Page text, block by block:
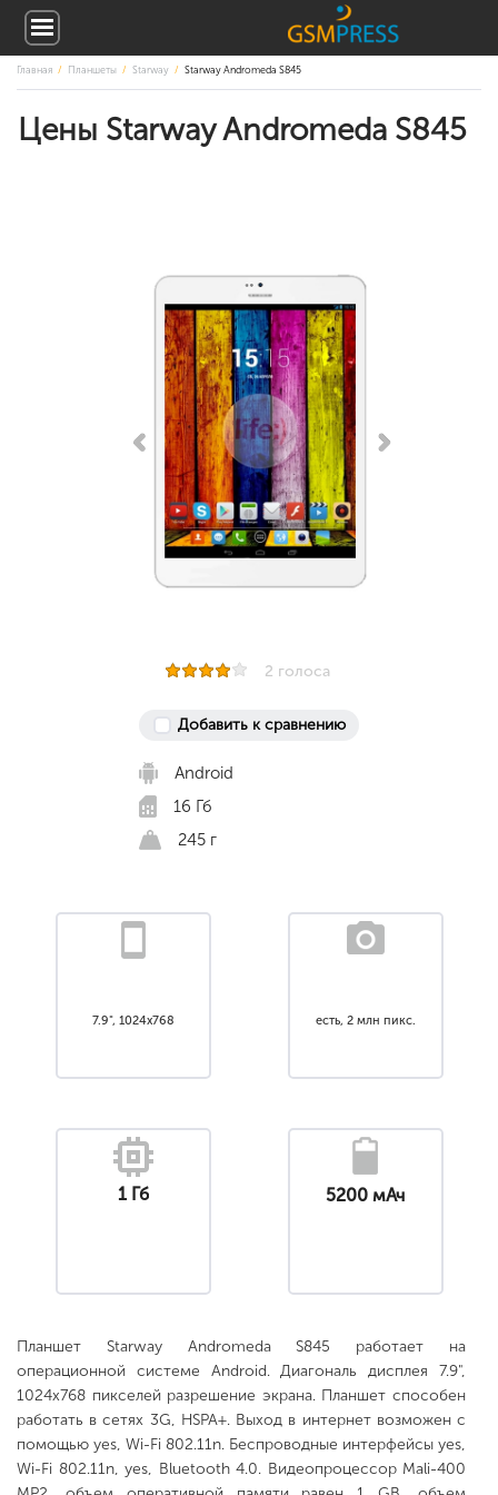
Главная Планшеты Starway Starway Andromeda S845
Цены Starway Andromeda S845
2 голоса
Добавить к сравнению
Android
16 Гб
245 г
7.9", 1024x768 есть, 2 млн пикс.
1 Гб 5200 мАч
Планшет Starway Andromeda S845 работает на
операционной системе Android. Диагональ дисплея 7.9",
1024x768 пикселей разрешение экрана. Планшет способен
работать в сетях 3G, HSPA+. Выход в интернет возможен с
помощью yes, Wi-Fi 802.11n. Беспроводные интерфейсы yes,
Wi-Fi 802.11n, yes, Bluetooth 4.0. Видеопроцессор Mali-400